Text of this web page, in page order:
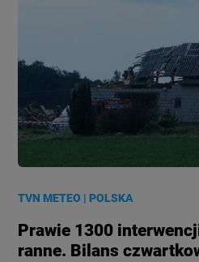
TVN METEO |POLSKA
Prawie 1300
ranne. Bilans